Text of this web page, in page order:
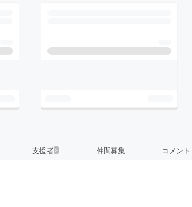
支援者2 仲間募集 コメント